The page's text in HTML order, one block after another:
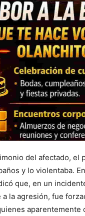
del afectado, el
y lo violentaba.
que, en un
la agresión, fue
aparentemente